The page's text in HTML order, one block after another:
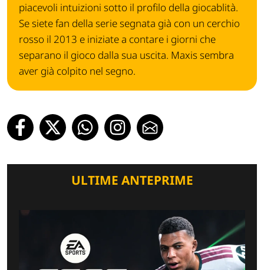
piacevoli intuizioni sotto il profilo della giocablità.
Se siete fan della serie segnata già con un cerchio
rosso il 2013 e iniziate a contare i giorni che
separano il gioco dalla sua uscita. Maxis sembra
aver già colpito nel segno.
ULTIME ANTEPRIME